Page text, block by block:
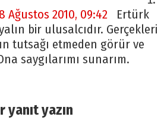
Ağustos 2010, 09:42
Ertürk
bir ulusalcıdır. Gerçekleri
tutsağı etmeden görür ve
saygılarımı sunarım.
yanıt yazın